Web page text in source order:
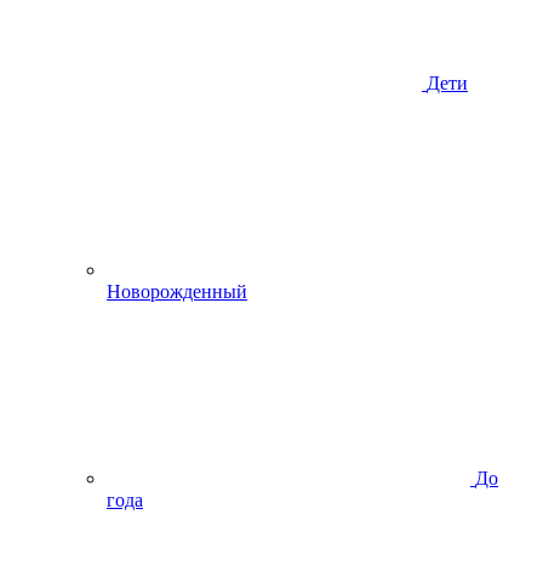
Дети
Новорожденный
До
года